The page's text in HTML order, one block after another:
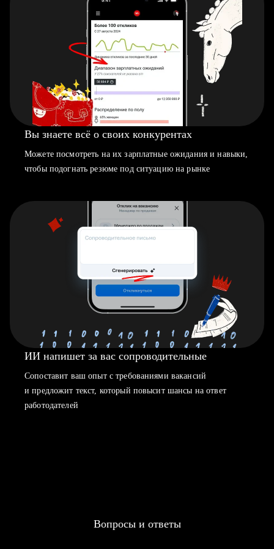
Вы знаете всё о своих конкурентах
Можете посмотреть на их зарплатные ожидания и навыки,
чтобы подогнать резюме под ситуацию на рынке
ИИ напишет за вас сопроводительные
Сопоставит ваш опыт с требованиями вакансий
и предложит текст, который повысит шансы на ответ
работодателей
Вопросы и ответы